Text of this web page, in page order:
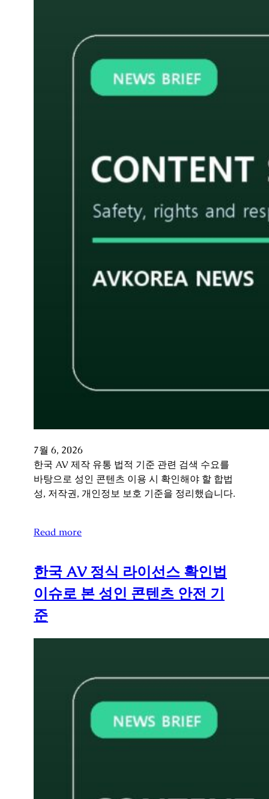
7월 6, 2026
한국 AV 제작 유통 법적 기준 관련 검색 수요를
바탕으로 성인 콘텐츠 이용 시 확인해야 할 합법
성, 저작권, 개인정보 보호 기준을 정리했습니다.
Read more
한국 AV 정식 라이선스 확인법
이슈로 본 성인 콘텐츠 안전 기
준